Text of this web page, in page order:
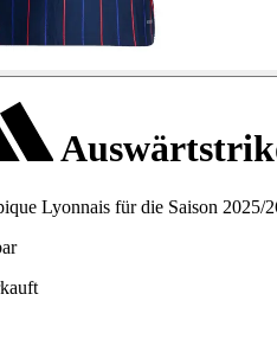
Lyonnais für die Saison 2025/